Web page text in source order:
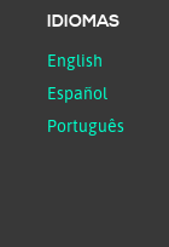
IDIOMAS
English
Español
Português